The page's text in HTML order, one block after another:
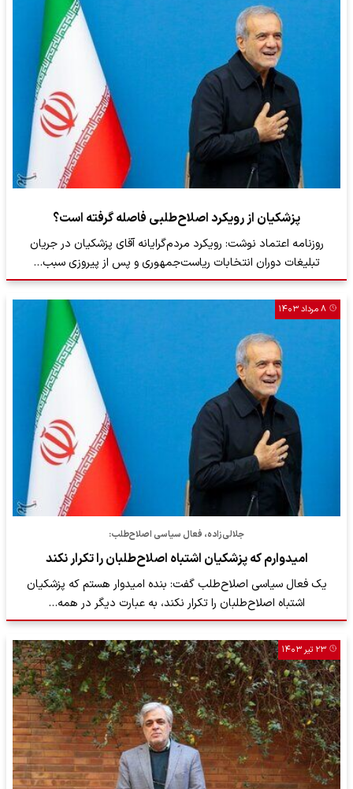
پزشکیان از رویکرد اصلاح‌طلبی فاصله گرفته است؟
روزنامه اعتماد نوشت: رویکرد مردم‌گرایانه آقای پزشکیان در جریان
تبلیغات دوران انتخابات ریاست‌جمهوری و پس‌ از پیروزی سبب…
۸ مرداد ۱۴۰۳
جلالی‌زاده، فعال سیاسی اصلاح‌طلب:
امیدوارم که پزشکیان اشتباه اصلاح‌طلبان را تکرار نکند
یک فعال سیاسی اصلاح‌طلب گفت: بنده امیدوار هستم که پزشکیان
اشتباه اصلاح‌طلبان را تکرار نکند، به عبارت دیگر در همه…
۲۳ تیر ۱۴۰۳